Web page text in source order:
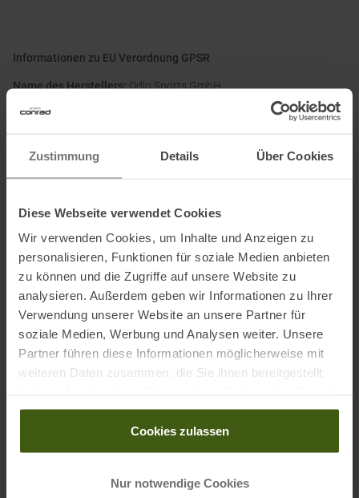
Zustimmung Details Über Cookies
Diese Webseite verwendet Cookies
Wir verwenden Cookies, um Inhalte und Anzeigen zu
personalisieren, Funktionen für soziale Medien anbieten
zu können und die Zugriffe auf unsere Website zu
analysieren. Außerdem geben wir Informationen zu Ihrer
Verwendung unserer Website an unsere Partner für
soziale Medien, Werbung und Analysen weiter. Unsere
Partner führen diese Informationen möglicherweise mit
weiteren Daten zusammen, die Sie ihnen bereitgestellt
gesammelt haben.
Cookies zulassen
Nur notwendige Cookies
Informationen zu EU Verordnung GPSR
Name des Herstellers:Odlo Sports GmbH
Postanschrift des Herstellers:
Christenfeld 11 A, 41379 Brüggen,
customerservice@odlo.com
Ausgezeichnet mit:
Partner von :